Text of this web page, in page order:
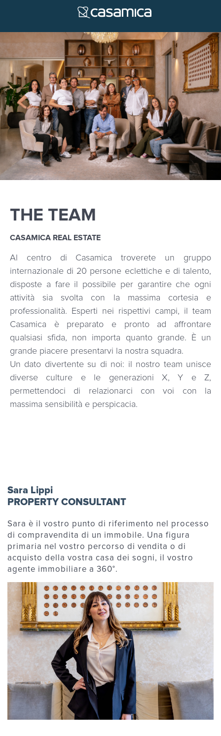
THE TEAM
CASAMICA REAL ESTATE
Al centro di Casamica troverete un gruppo
internazionale di 20 persone eclettiche e di talento,
disposte a fare il possibile per garantire che ogni
attività sia svolta con la massima cortesia e
professionalità. Esperti nei rispettivi campi, il team
Casamica è preparato e pronto ad affrontare
qualsiasi sfida, non importa quanto grande. È un
grande piacere presentarvi la nostra squadra.
Un dato divertente su di noi: il nostro team unisce
diverse culture e le generazioni X, Y e Z,
permettendoci di relazionarci con voi con la
massima sensibilità e perspicacia.
Sara Lippi
PROPERTY CONSULTANT
Sara è il vostro punto di riferimento nel processo
di compravendita di un immobile. Una figura
primaria nel vostro percorso di vendita o di
acquisto della vostra casa dei sogni, il vostro
agente immobiliare a 360°.